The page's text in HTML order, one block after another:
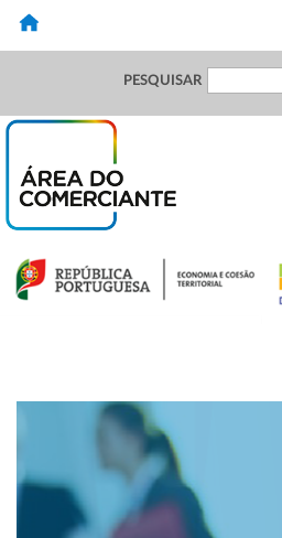
PESQUISAR